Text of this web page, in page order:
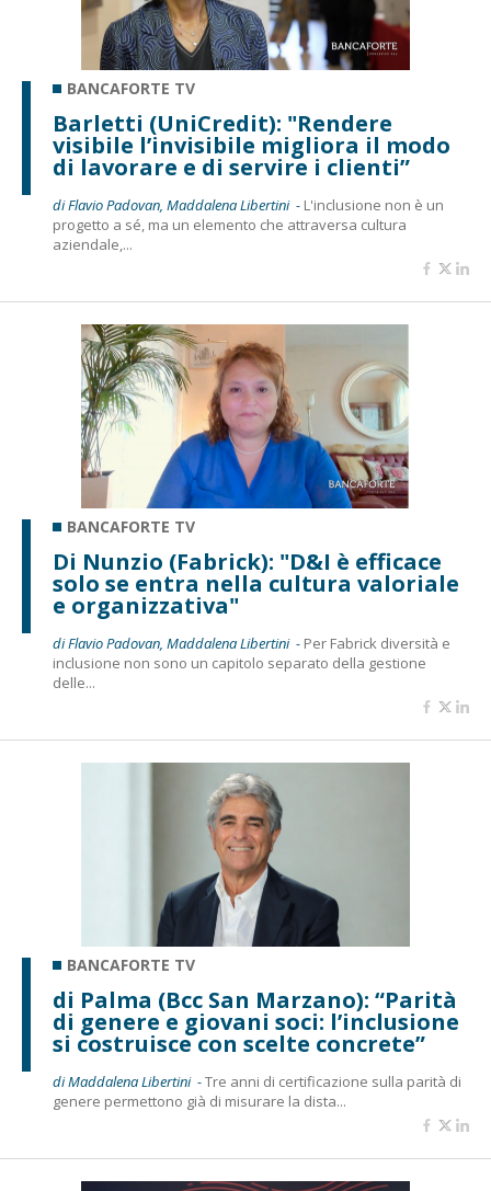
BANCAFORTE TV
Barletti (UniCredit): "Rendere
visibile l’invisibile migliora il modo
di lavorare e di servire i clienti”
di Flavio Padovan, Maddalena Libertini - L'inclusione non è un
progetto a sé, ma un elemento che attraversa cultura
aziendale,...
BANCAFORTE TV
Di Nunzio (Fabrick): "D&I è efficace
solo se entra nella cultura valoriale
e organizzativa"
di Flavio Padovan, Maddalena Libertini - Per Fabrick diversità e
inclusione non sono un capitolo separato della gestione
delle...
BANCAFORTE TV
di Palma (Bcc San Marzano): “Parità
di genere e giovani soci: l’inclusione
si costruisce con scelte concrete”
di Maddalena Libertini -Tre anni di certificazione sulla parità di
genere permettono già di misurare la dista...